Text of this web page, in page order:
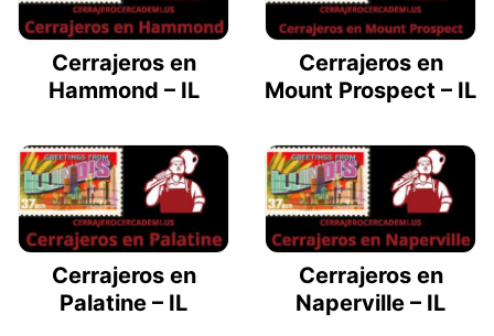
Cerrajeros en
Hammond – IL
Cerrajeros en
Mount Prospect – IL
Cerrajeros en
Palatine – IL
Cerrajeros en
Naperville – IL